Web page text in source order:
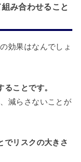
み合わせること
効果はなんでしょ
ことです。
減らさないことが
でリスクの大きさ